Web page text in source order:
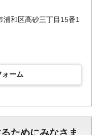
和区高砂三丁目15番1
ォーム
ためにみなさま